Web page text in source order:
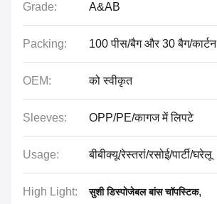
Grade: A&AB
Packing: 100 पीस/बैग और 30 बैग/कार्टन
OEM: को स्वीकृत
Sleeves: OPP/PE/कागज में लिपटे
Usage: बीबीक्यू/रेस्तरां/रसोई/पार्टी/घरेलू
High Light: सुशी डिस्पोजेबल बांस चॉपस्टिक,